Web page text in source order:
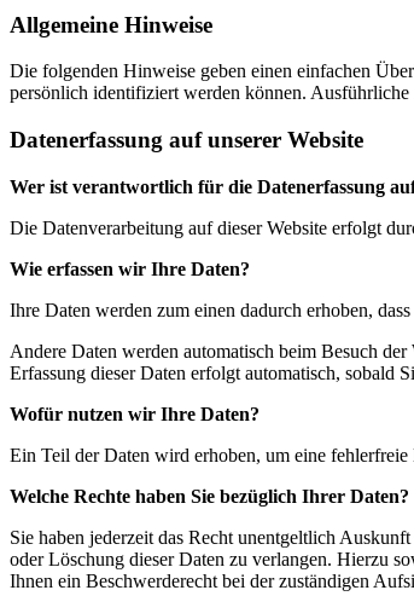
Allgemeine Hinweise
Die folgenden Hinweise geben einen einfachen
persönlich identifiziert werden können. Ausführliche
Datenerfassung auf unserer Website
Wer ist verantwortlich für die Datenerfassung
Die Datenverarbeitung auf dieser Website erfolgt
Wie erfassen wir Ihre Daten?
Ihre Daten werden zum einen dadurch erhoben,
Andere Daten werden automatisch beim Besuch
Erfassung dieser Daten erfolgt automatisch, sobald
Wofür nutzen wir Ihre Daten?
Ein Teil der Daten wird erhoben, um eine
Welche Rechte haben Sie bezüglich Ihrer Daten?
Sie haben jederzeit das Recht unentgeltlich
oder Löschung dieser Daten zu verlangen. Hierzu
Ihnen ein Beschwerderecht bei der zuständigen